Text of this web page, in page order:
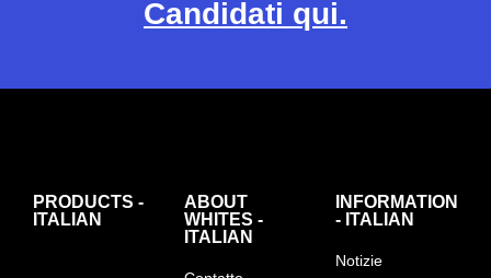
Candidati qui.
PRODUCTS -
ITALIAN
ABOUT
WHITES -
ITALIAN
INFORMATION
- ITALIAN
Notizie